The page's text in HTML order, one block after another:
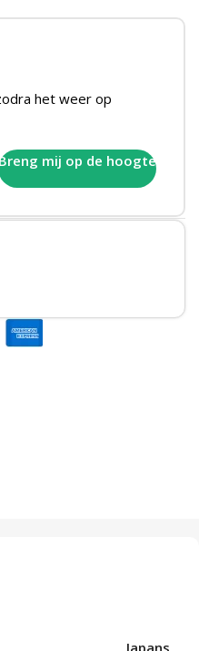
het weer op
mij op de hoogte
Japans